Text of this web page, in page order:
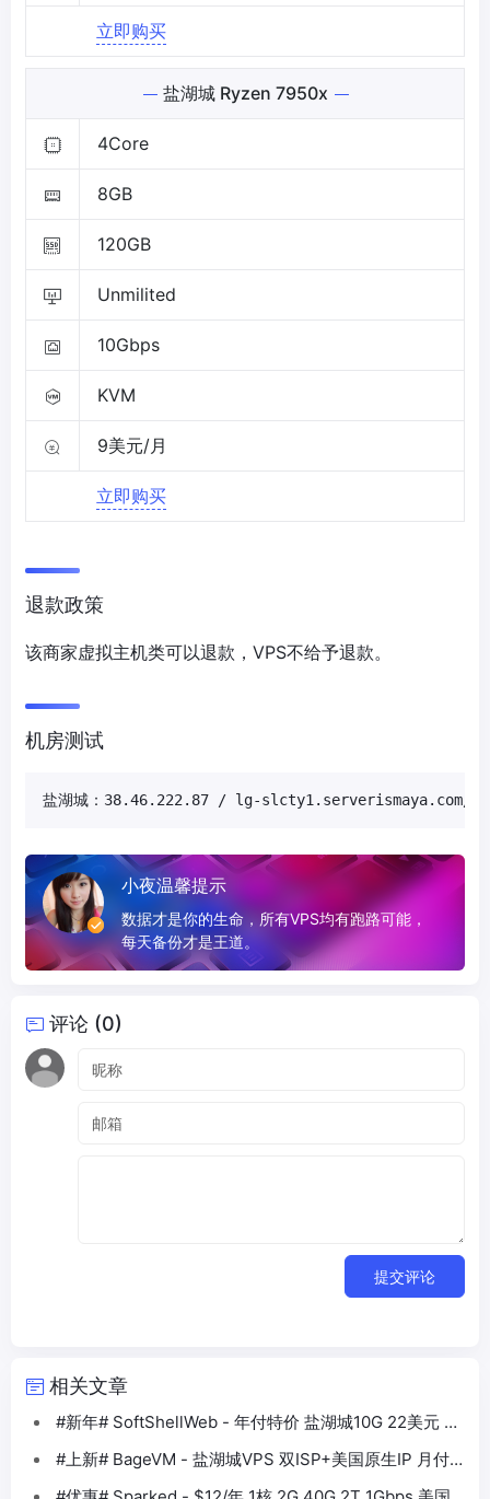
立即购买
盐湖城 Ryzen 7950x
4Core
8GB
120GB
Unmilited
10Gbps
KVM
9美元/月
立即购买
退款政策
该商家虚拟主机类可以退款，VPS不给予退款。
机房测试
盐湖城：38.46.222.87 / lg-slcty1.serverismaya.com/
小夜温馨提示
数据才是你的生命，所有VPS均有跑路可能，
每天备份才是王道。
评论 (0)
提交评论
相关文章
#新年# SoftShellWeb - 年付特价 盐湖城10G 22美元 中
国优化 27美元
#上新# BageVM - 盐湖城VPS 双ISP+美国原生IP 月付2